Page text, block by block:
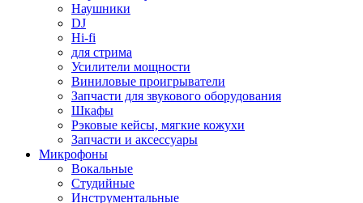
Наушники
DJ
Hi-fi
для стрима
Усилители мощности
Виниловые проигрыватели
Запчасти для звукового оборудования
Шкафы
Рэковые кейсы, мягкие кожухи
Запчасти и аксессуары
Микрофоны
Вокальные
Студийные
Инструментальные